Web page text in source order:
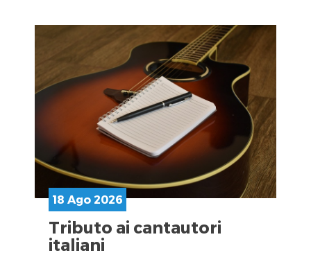
18 Ago 2026
Tributo ai cantautori
italiani